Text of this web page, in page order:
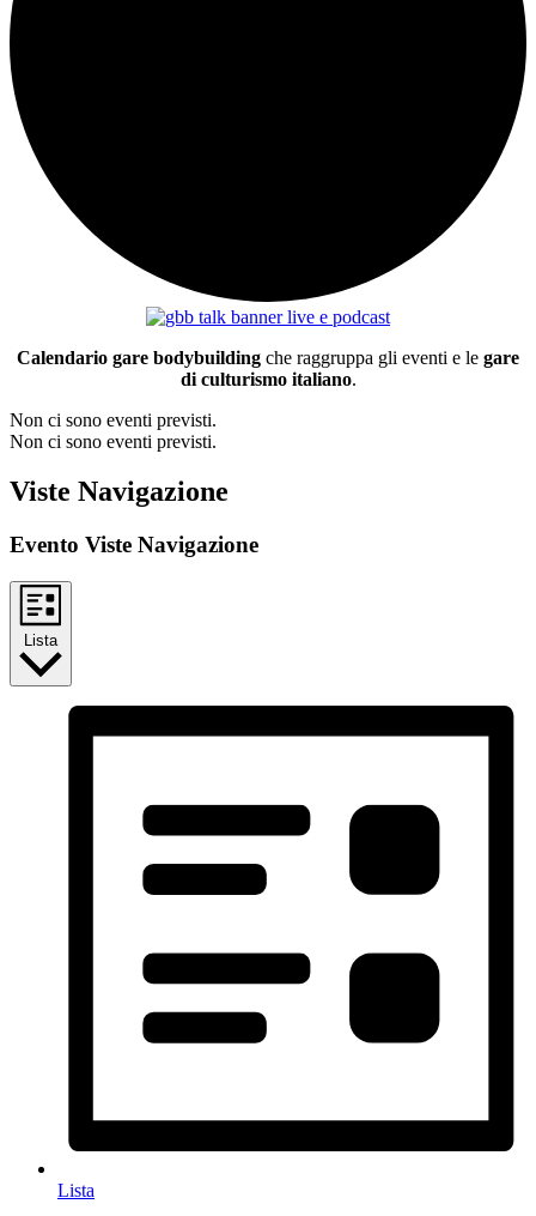
Calendario gare bodybuilding che raggruppa gli eventi e le gare
di culturismo italiano.
Non ci sono eventi previsti.
Non ci sono eventi previsti.
Viste Navigazione
Evento Viste Navigazione
Lista
Lista